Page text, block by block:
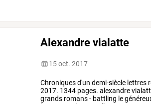
Alexandre vialatte
15 oct. 2017
Chroniquesd'un demi-siècle lettres
2017. 1344 pages. alexandre
grands romans- battling le
hommes
de nouvelles